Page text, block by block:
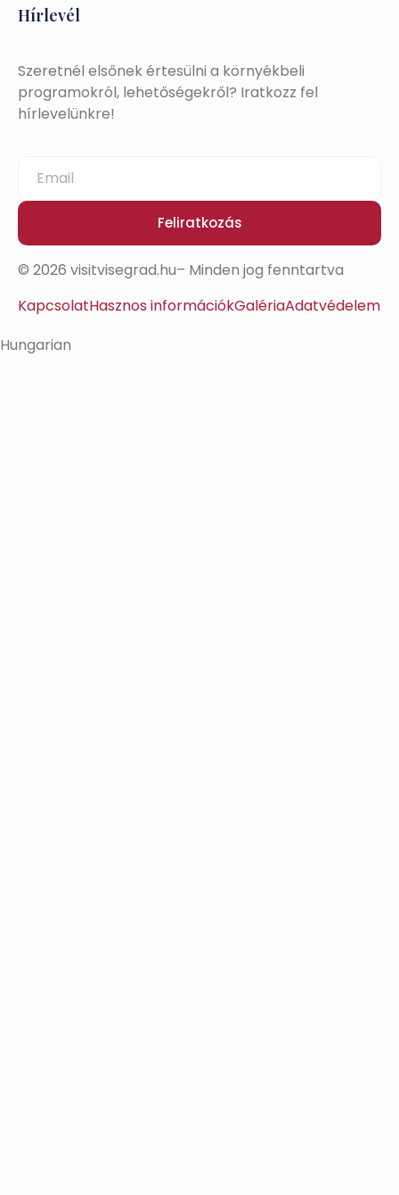
Hírlevél
Szeretnél elsőnek értesülni a környékbeli
programokról, lehetőségekről? Iratkozz fel
hírlevelünkre!
Feliratkozás
© 2026 visitvisegrad.hu– Minden jog fenntartva
KapcsolatHasznos információkGalériaAdatvédelem
Hungarian